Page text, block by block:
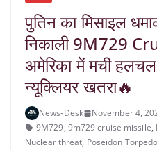
पुतिन का मिसाइल
निकाली 9M729
अमेरिका में मची
न्यूक्लियर खतरा🔥
News-Desk November 4,
9M729, 9m729 cruise missile,
Nuclear threat, Poseidon Torpedo